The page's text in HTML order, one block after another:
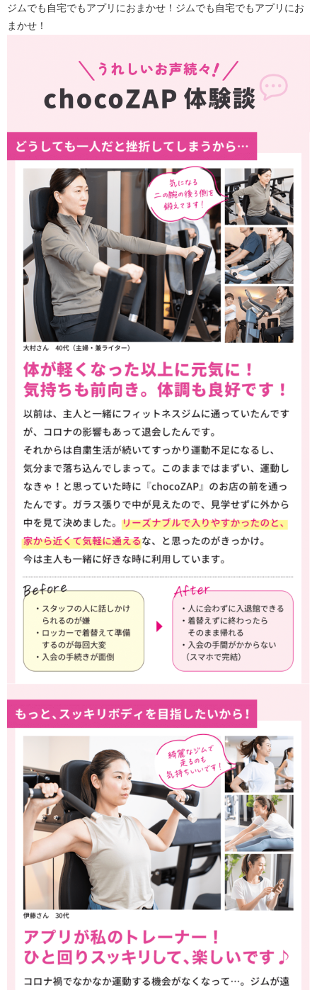
ジムでも自宅でもアプリにおまかせ！ジムでも自宅でもアプリにお
まかせ！